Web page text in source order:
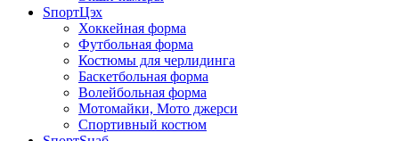
SпортЦэх
Хоккейная форма
Футбольная форма
Костюмы для черлидинга
Баскетбольная форма
Волейбольная форма
Мотомайки, Мото джерси
Спортивный костюм